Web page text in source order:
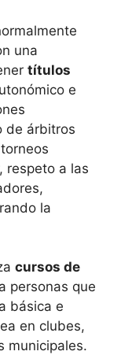
una
títulos
e
de árbitros
respeto a las
la
cursos de
personas que
básica e
en clubes,
municipales.